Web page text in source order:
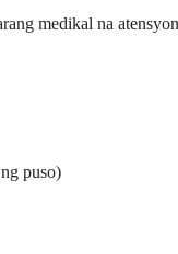
medikal na
puso)